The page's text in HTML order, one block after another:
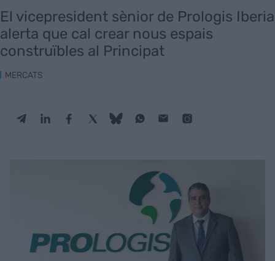
El vicepresident sènior de Prologis Iberia
alerta que cal crear nous espais
construïbles al Principat
MERCATS